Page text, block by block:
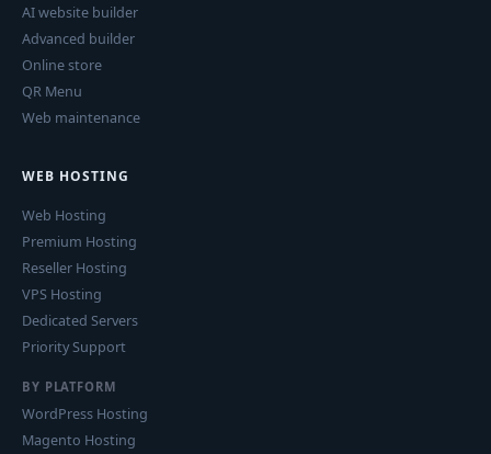
AI website builder
Advanced builder
Online store
QR Menu
Web maintenance
WEB HOSTING
Web Hosting
Premium Hosting
Reseller Hosting
VPS Hosting
Dedicated Servers
Priority Support
BY PLATFORM
WordPress Hosting
Magento Hosting